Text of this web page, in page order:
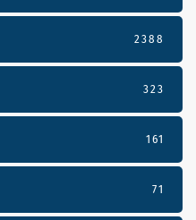
2388
323
161
71